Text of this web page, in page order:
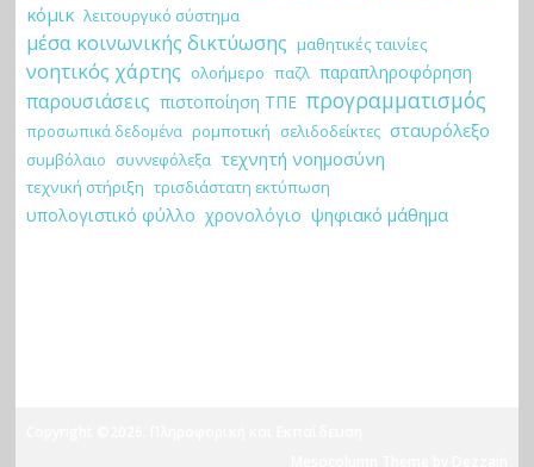
κόμικ λειτουργικό σύστημα
μέσα κοινωνικής δικτύωσης μαθητικές ταινίες
νοητικός χάρτης ολοήμερο παζλ παραπληροφόρηση
παρουσιάσεις πιστοποίηση ΤΠΕ προγραμματισμός
προσωπικά δεδομένα ρομποτική σελιδοδείκτες σταυρόλεξο
συμβόλαιο συννεφόλεξα τεχνητή νοημοσύνη
τεχνική στήριξη τρισδιάστατη εκτύπωση
υπολογιστικό φύλλο χρονολόγιο ψηφιακό μάθημα